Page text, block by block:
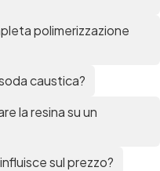
polimerizzazione
caustica?
la resina su un
sul prezzo?